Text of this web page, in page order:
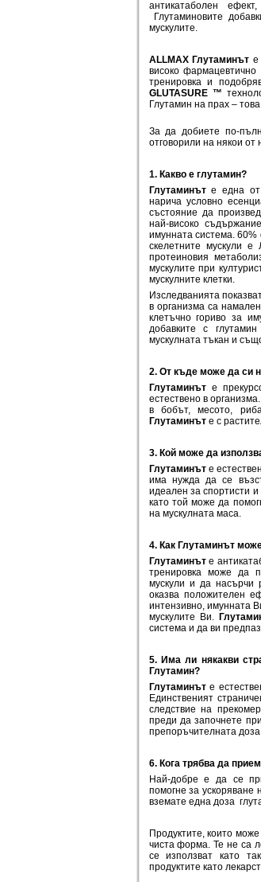
антикатаболен
Глутаминовите
мускулите.
ALLMAX Глутаминът е
високо фармацевтично
тренировка и
GLUTASURE ™
Глутамин на прах –
За да добиете по-
отговорили на някои от
1. Какво е глутамин?
Глутаминъте една от
нарича условно
състояние да
най-високо
имунната система.
скелетните мускули
протеиновия
мускулите при
мускулните клетки.
Изследванията
в организма са
клетъчно гориво за
добавките с
мускулната тъкан и
2. От къде може да си
Глутаминъте
естествено в
в бобът, месото,
Глутаминъте с
3. Кой може да
Глутаминъте
има нужда да се
идеален за спортисти
като той може да
на мускулната маса.
4. Как Глутаминът
Глутаминъте
тренировка може да
мускули и да насърчи
оказва положителен
интензивно, имунната
мускулите Ви.
система и да ви
5. Има ли някакви
Глутамин?
Глутаминъте
Единственият
следствие на
преди да започнете
препоръчителната
6. Кога трябва да
Най-добре е да се
помогне за
вземате една доза
Продуктите, които
чиста форма. Те не са
се използват като
продуктите като